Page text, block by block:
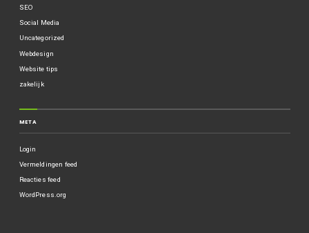
SEO
Social Media
Uncategorized
Webdesign
Website tips
zakelijk
META
Login
Vermeldingen feed
Reacties feed
WordPress.org